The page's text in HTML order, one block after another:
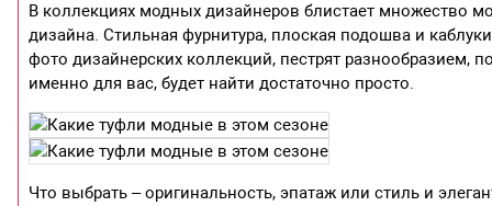
В коллекциях модных дизайнеров блистает множество
дизайна. Стильная фурнитура, плоская подошва и
фото дизайнерских коллекций, пестрят разнообразием,
именно для вас, будет найти достаточно просто.
Что выбрать – оригинальность, эпатаж или стиль и